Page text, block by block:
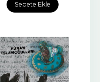
Sepete Ekle